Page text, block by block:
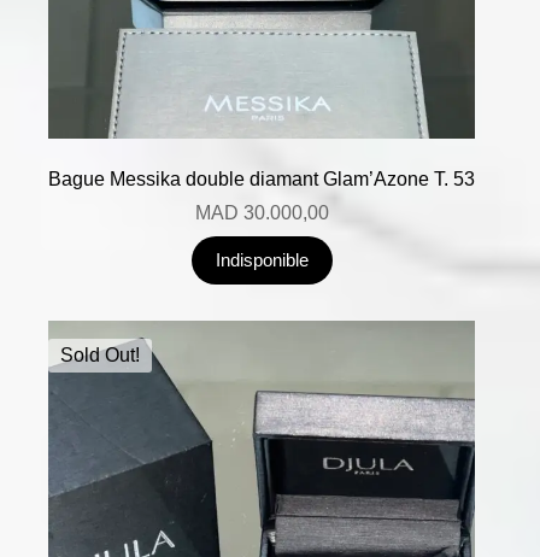
Bague Messika double diamant Glam’Azone T. 53
MAD 30.000,00
Indisponible
Sold Out!